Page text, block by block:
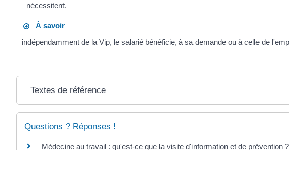
nécessitent.
À savoir
indépendamment de la Vip, le salarié bénéficie, à sa demande ou à celle de
Textes de référence
Questions ? Réponses !
Médecine au travail : qu'est-ce que la visite d'information et de prévention ?